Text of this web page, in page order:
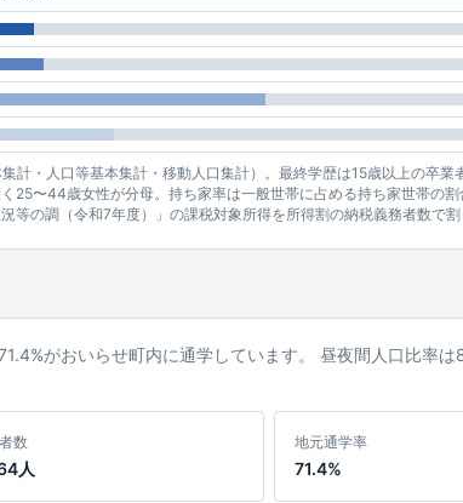
計・人口等基本集計・移動人口集計）。最終学歴は15歳以上の卒
25〜44歳女性が分母。持ち家率は一般世帯に占める持ち家世帯の
等の調（令和7年度）」の課税対象所得を所得割の納税義務者数で
がおいらせ町内に通学しています。 昼夜間人口比率
数
人
地元通学率
71.4%